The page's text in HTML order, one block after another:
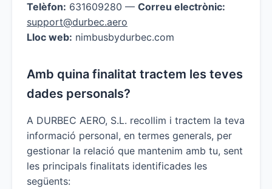
Telèfon: 631609280 — Correu electrònic:
support@durbec.aero
Lloc web: nimbusbydurbec.com
Amb quina finalitat tractem les teves
dades personals?
A DURBEC AERO, S.L. recollim i tractem la teva
informació personal, en termes generals, per
gestionar la relació que mantenim amb tu, sent
les principals finalitats identificades les
següents: